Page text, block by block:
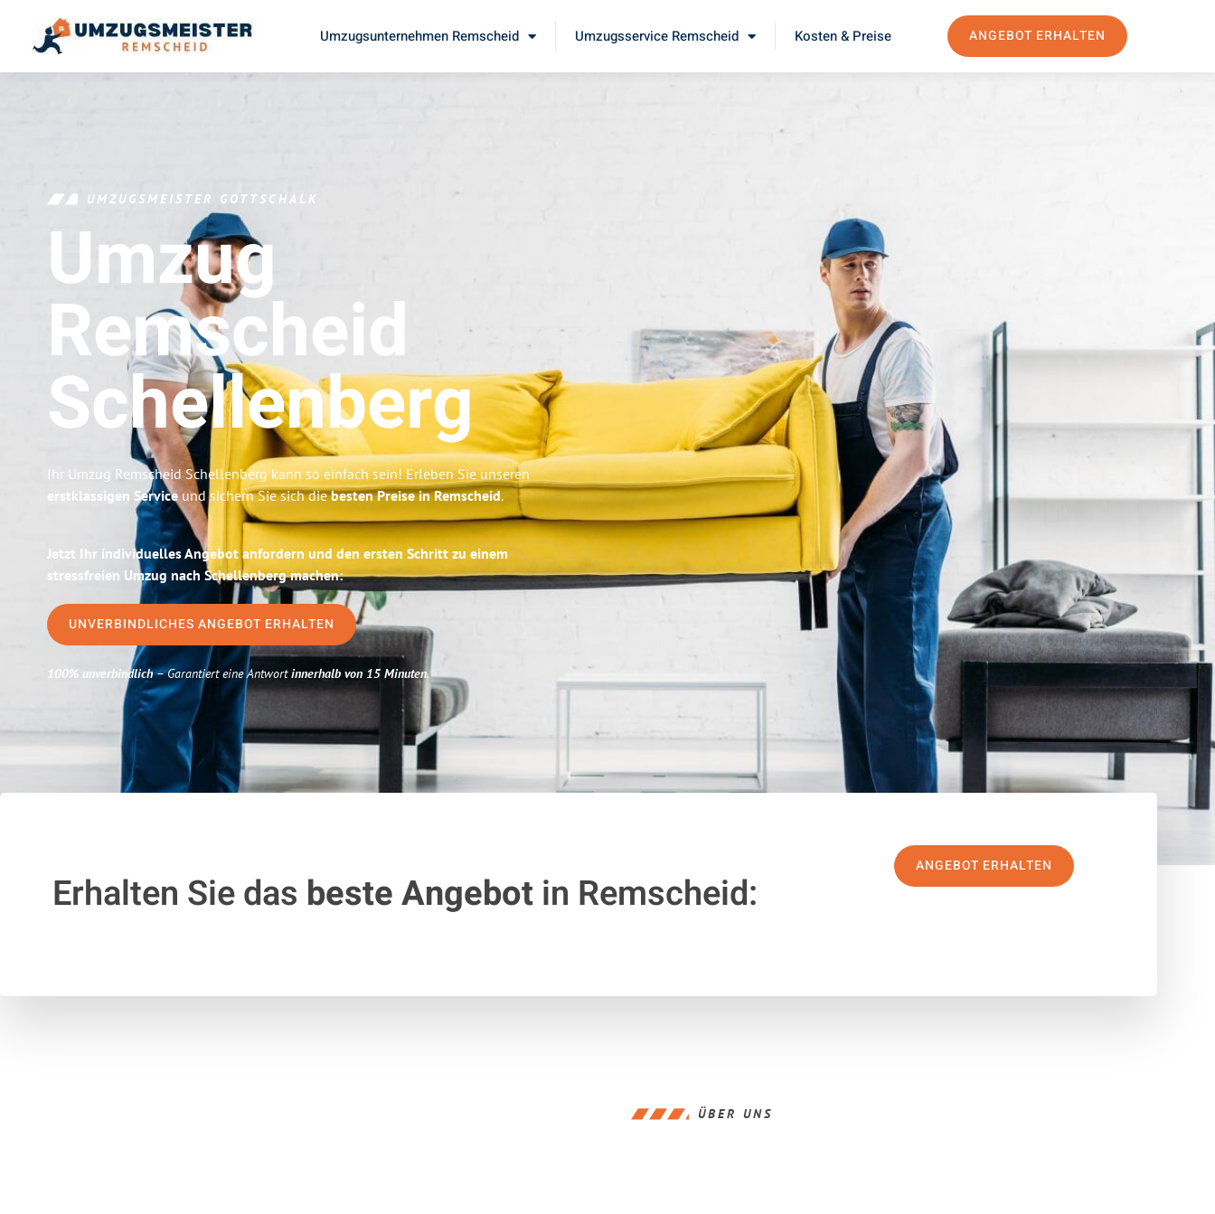
Umzugsunternehmen Remscheid Umzugsservice Remscheid Kosten & Preise ANGEBOT ERHALTEN
UMZUGSMEISTER GOTTSCHALK
Umzug
Remscheid
Schellenberg
Ihr Umzug Remscheid Schellenberg kann so einfach sein! Erleben Sie unseren
erstklassigen Serviceund sichern Sie sich diebesten Preise in Remscheid.
Jetzt Ihr individuelles Angebot anfordern und den ersten Schritt zu einem
stressfreien Umzug nach Schellenberg machen:
UNVERBINDLICHES ANGEBOT ERHALTEN
100% unverbindlich– Garantiert eine Antwortinnerhalb von 15 Minuten.
Erhalten Sie das beste Angebotin Remscheid:
ANGEBOT ERHALTEN
ÜBER UNS